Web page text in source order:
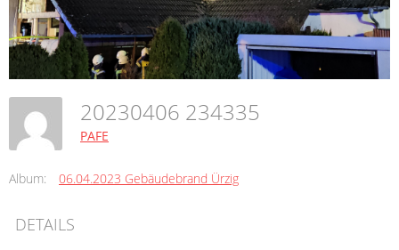
20230406 234335
PAFE
Album: 06.04.2023 Gebäudebrand Ürzig
DETAILS